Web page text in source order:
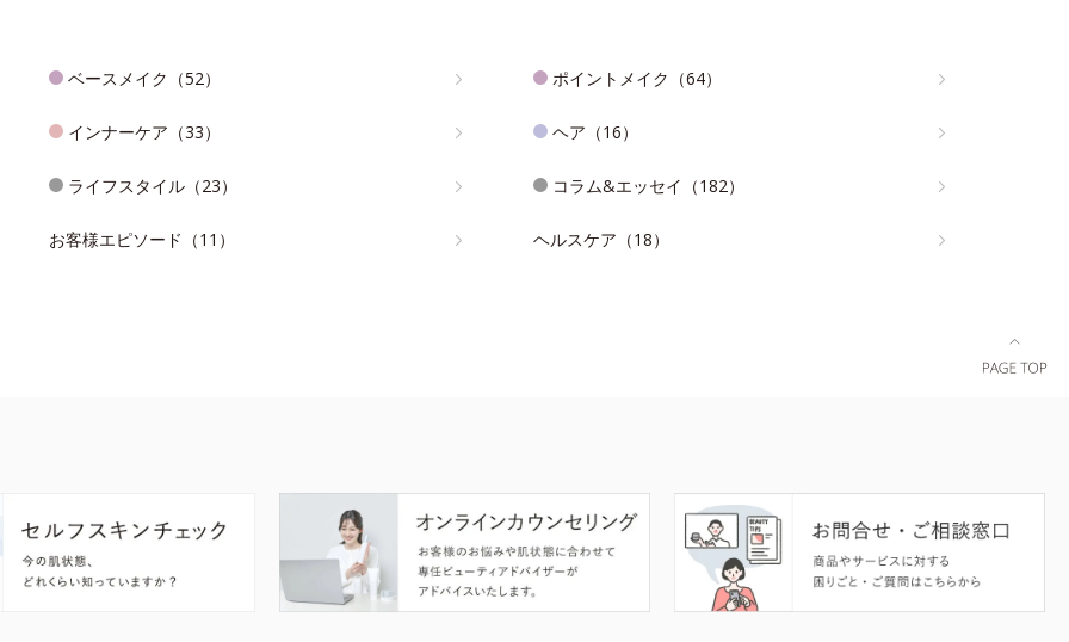
ベースメイク（52） ポイントメイク（64）
インナーケア（33） ヘア（16）
ライフスタイル（23） コラム&エッセイ（182）
お客様エピソード（11） ヘルスケア（18）